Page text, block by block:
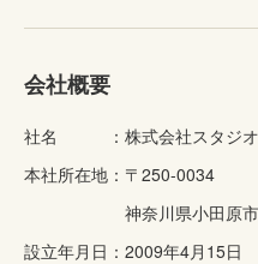
会社概要
社名 ：株式会社スタジオ
本社所在地：〒250-0034
設立年月日：2009年4月15日